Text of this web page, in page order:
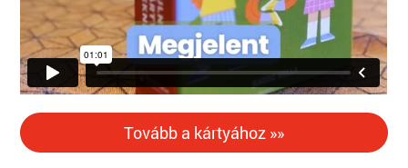
Tovább a kártyához »»